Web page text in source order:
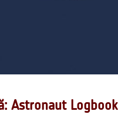
Astronaut Logbook